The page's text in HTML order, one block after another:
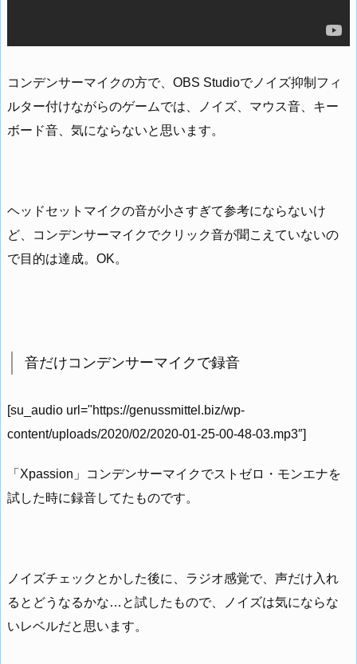
コンデンサーマイクの方で、OBS Studioでノイズ抑制フィ
ルター付けながらのゲームでは、ノイズ、マウス音、キー
ボード音、気にならないと思います。
ヘッドセットマイクの音が小さすぎて参考にならないけ
ど、コンデンサーマイクでクリック音が聞こえていないの
で目的は達成。OK。
音だけコンデンサーマイクで録音
[su_audio url="https://genussmittel.biz/wp-
content/uploads/2020/02/2020-01-25-00-48-03.mp3″]
「Xpassion」コンデンサーマイクでストゼロ・モンエナを
試した時に録音してたものです。
ノイズチェックとかした後に、ラジオ感覚で、声だけ入れ
るとどうなるかな…と試したもので、ノイズは気にならな
いレベルだと思います。